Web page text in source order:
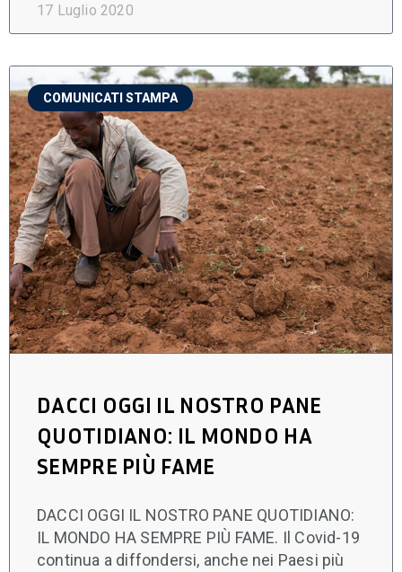
17 Luglio 2020
COMUNICATI STAMPA
DACCI OGGI IL NOSTRO PANE
QUOTIDIANO: IL MONDO HA
SEMPRE PIÙ FAME
DACCI OGGI IL NOSTRO PANE QUOTIDIANO:
IL MONDO HA SEMPRE PIÙ FAME. Il Covid-19
continua a diffondersi, anche nei Paesi più